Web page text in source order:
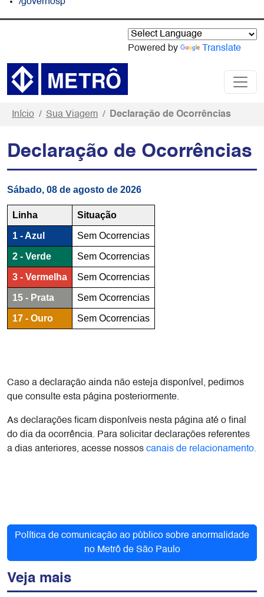
/governosp
Powered by Translate
Início Sua Viagem Declaração de Ocorrências
Declaração de Ocorrências
Caso a declaração ainda não esteja disponível, pedimos
que consulte esta página posteriormente.
As declarações ficam disponíveis nesta página até o final
do dia da ocorrência. Para solicitar declarações referentes
a dias anteriores, acesse nossos canais de relacionamento.
Política de comunicação ao público sobre anormalidade
no Metrô de São Paulo
Veja mais